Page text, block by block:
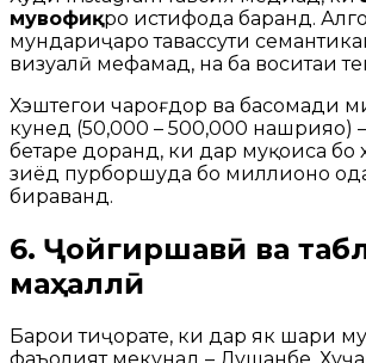
мувофиқро истифода баранд.
мундариҷаро тавассути
визуалӣ мефаҳмад, на ба воситаи
Хэштегҳои чароғдор ва басомади
кунед (50,000 – 500,000 нашрияҳо)
беҳтаре доранд, ки дар муқоиса бо
зиёд пурборшуда бо миллионҳо
бираванд.
6. Ҷойгиршавӣ ва
маҳаллӣ
Барои тиҷорате, ки дар як шаҳри
фаъолият мекунад – Душанбе,